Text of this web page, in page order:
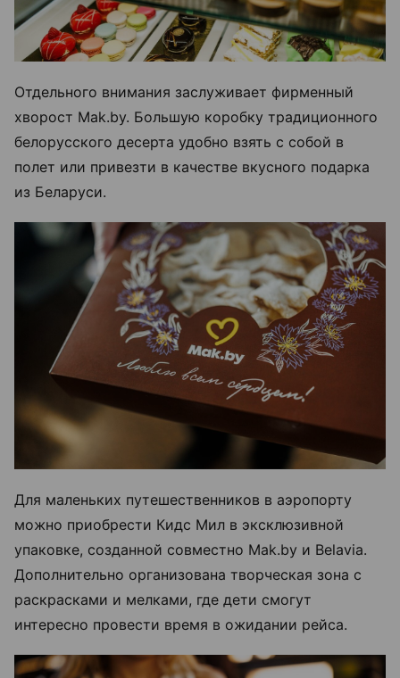
Отдельного внимания заслуживает фирменный
хворост Mak.by. Большую коробку традиционного
белорусского десерта удобно взять с собой в
полет или привезти в качестве вкусного подарка
из Беларуси.
Для маленьких путешественников в аэропорту
можно приобрести Кидс Мил в эксклюзивной
упаковке, созданной совместно Mak.by и Belavia.
Дополнительно организована творческая зона с
раскрасками и мелками, где дети смогут
интересно провести время в ожидании рейса.